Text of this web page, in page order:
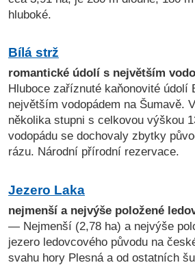
hluboké.
Bílá strž
romantické údolí s největším
Hluboce zaříznuté kaňonovité údolí
největším vodopádem na Šumavě.
několika stupni s celkovou výškou
vodopádu se dochovaly zbytky
rázu. Národní přírodní rezervace.
Jezero Laka
nejmenší a nejvýše položené
— Nejmenší (2,78 ha) a nejvýše
jezero ledovcového původu na
svahu hory Plesná a od ostatních